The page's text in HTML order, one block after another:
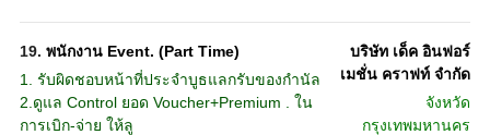
19. พนักงาน Event. (Part Time)
1. รับผิดชอบหน้าที่ประจำบูธแลกรับของกำนัล
2.ดูแล Control ยอด Voucher+Premium . ใน
การเบิก-จ่าย ให้ลู
บริษัท เด็ค อินฟอร์
เมชั่น คราฟท์ จำกัด
จังหวัด
กรุงเทพมหานคร